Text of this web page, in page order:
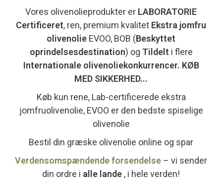
Vores olivenolieprodukter er LABORATORIE
Certificeret, ren, premium kvalitet Ekstra jomfru
olivenolie EVOO, BOB (Beskyttet
oprindelsesdestination) og Tildelt i flere
Internationale olivenoliekonkurrencer. KØB
MED SIKKERHED...
Køb kun rene, Lab-certificerede ekstra
jomfruolivenolie, EVOO er den bedste spiselige
olivenolie
Bestil din græske olivenolie online og spar
Verdensomspændende forsendelse – vi sender
din ordre i alle lande , i hele verden!